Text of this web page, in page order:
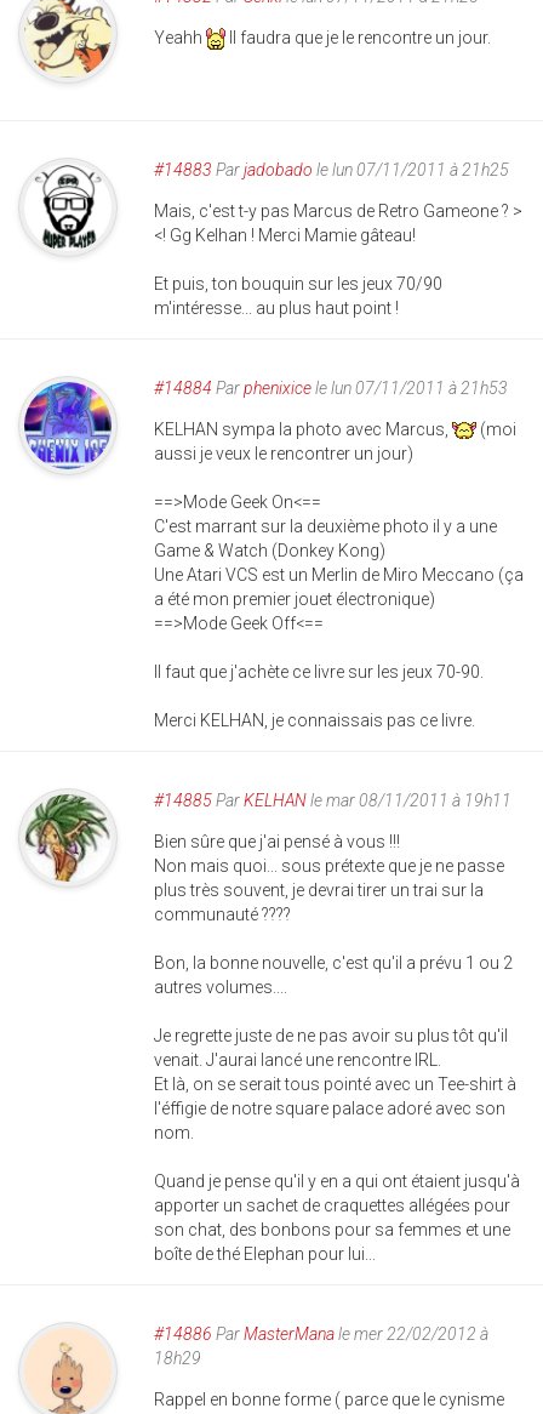
Yeahh Il faudra que je le rencontre un jour.
#14883 Parjadobado le lun 07/11/2011 à 21h25
Mais, c'est t-y pas Marcus de Retro Gameone ? >
<! Gg Kelhan ! Merci Mamie gâteau!
Et puis, ton bouquin sur les jeux 70/90
m'intéresse... au plus haut point !
#14884 Parphenixicele lun 07/11/2011 à 21h53
KELHAN sympa la photo avec Marcus,
(moi
aussi je veux le rencontrer un jour)
==>Mode Geek On<==
C'est marrant sur la deuxième photo il y a une
Game & Watch (Donkey Kong)
Une Atari VCS est un Merlin de Miro Meccano (ça
a été mon premier jouet électronique)
==>Mode Geek Off<==
Il faut que j'achète ce livre sur les jeux 70-90.
Merci KELHAN, je connaissais pas ce livre.
#14885ParKELHANle mar 08/11/2011 à 19h11
Bien sûre que j'ai pensé à vous !!!
Non mais quoi... sous prétexte que je ne passe
plus très souvent, je devrai tirer un trai sur la
communauté ????
Bon, la bonne nouvelle, c'est qu'il a prévu 1 ou 2
autres volumes....
Je regrette juste de ne pas avoir su plus tôt qu'il
venait. J'aurai lancé une rencontre IRL.
Et là, on se serait tous pointé avec un Tee-shirt à
l'éffigie de notre square palace adoré avec son
nom.
Quand je pense qu'il y en a qui ont étaient jusqu'à
apporter un sachet de craquettes allégées pour
son chat, des bonbons pour sa femmes et une
boîte de thé Elephan pour lui...
#14886 ParMasterManale mer 22/02/2012 à
18h29
Rappel en bonne forme ( parce que le cynisme